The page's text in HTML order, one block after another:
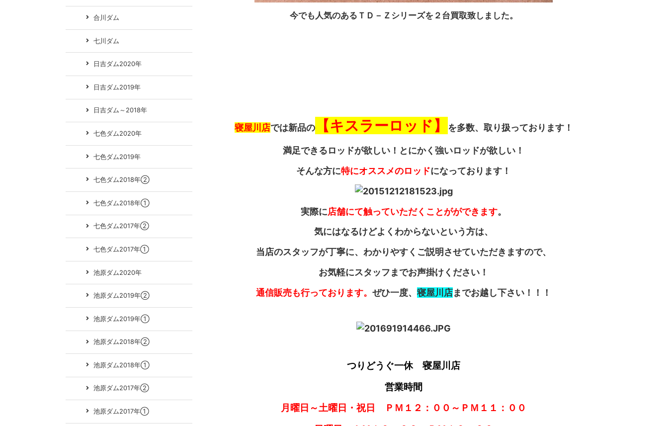
今でも人気のあるＴＤ－Ｚシリーズを２台買取致しました。
寝屋川店では新品の【キスラーロッド】 を多数、取り扱っております！
満足できるロッドが欲しい！とにかく強いロッドが欲しい！
そんな方に特にオススメのロッドになっております！
実際に店舗にて触っていただくことがができます。
気にはなるけどよくわからないという方は、
当店のスタッフが丁寧に、わかりやすくご説明させていただきますので、
お気軽にスタッフまでお声掛けください！
通信販売も行っております。 ぜひ一度、寝屋川店までお越し下さい！！！
つりどうぐ一休 寝屋川店
営業時間
月曜日～土曜日・祝日 ＰＭ１２：００～ＰＭ１１：００
合川ダム
七川ダム
日吉ダム2020年
日吉ダム2019年
日吉ダム～2018年
七色ダム2020年
七色ダム2019年
七色ダム2018年②
七色ダム2018年①
七色ダム2017年②
七色ダム2017年①
池原ダム2020年
池原ダム2019年②
池原ダム2019年①
池原ダム2018年②
池原ダム2018年①
池原ダム2017年②
池原ダム2017年①